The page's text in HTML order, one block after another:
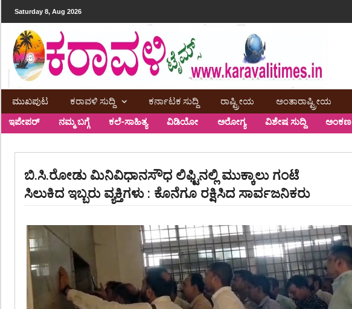
Saturday 8, Aug 2026
ಮುಖಪುಟ ಕರಾವಳಿ ಸುದ್ದಿ ಕರ್ನಾಟಕ ಸುದ್ದಿ ರಾಷ್ಟ್ರೀಯ ಅಂತಾರಾಷ್ಟ್ರೀಯ
ಇಪೇಪರ್ ನಮ್ಮ ಬಗ್ಗೆ ಕಲೆ-ಸಾಹಿತ್ಯ ವಿಡಿಯೋ ಅರೋಗ್ಯ ವಿಶೇಷ ಸುದ್ದಿ ಅಂಕಣ
ಬಿ.ಸಿ.ರೋಡು ಮಿನಿವಿಧಾನಸೌಧ ಲಿಫ್ಟಿನಲ್ಲಿ ಮುಕ್ಕಾಲು ಗಂಟೆ
ಸಿಲುಕಿದ ಇಬ್ಬರು ವ್ಯಕ್ತಿಗಳು : ಕೊನೆಗೂ ರಕ್ಷಿಸಿದ ಸಾರ್ವಜನಿಕರು